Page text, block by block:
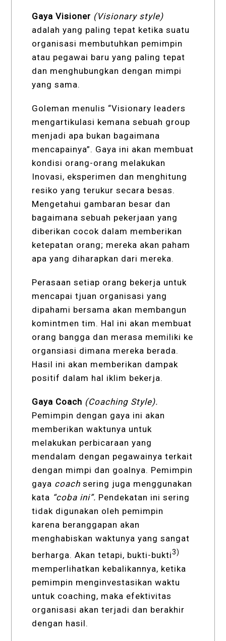
Gaya Visioner (Visionary style)
adalah yang paling tepat ketika suatu
organisasi membutuhkan pemimpin
atau pegawai baru yang paling tepat
dan menghubungkan dengan mimpi
yang sama.
Goleman menulis “Visionary leaders
mengartikulasi kemana sebuah group
menjadi apa bukan bagaimana
mencapainya”. Gaya ini akan membuat
kondisi orang-orang melakukan
Inovasi, eksperimen dan menghitung
resiko yang terukur secara besas.
Mengetahui gambaran besar dan
bagaimana sebuah pekerjaan yang
diberikan cocok dalam memberikan
ketepatan orang; mereka akan paham
apa yang diharapkan dari mereka.
Perasaan setiap orang bekerja untuk
mencapai tjuan organisasi yang
dipahami bersama akan membangun
komintmen tim. Hal ini akan membuat
orang bangga dan merasa memiliki ke
organsiasi dimana mereka berada.
Hasil ini akan memberikan dampak
positif dalam hal iklim bekerja.
Gaya Coach (Coaching Style).
Pemimpin dengan gaya ini akan
memberikan waktunya untuk
melakukan perbicaraan yang
mendalam dengan pegawainya terkait
dengan mimpi dan goalnya. Pemimpin
gaya coach sering juga menggunakan
kata “coba ini”. Pendekatan ini sering
tidak digunakan oleh pemimpin
karena beranggapan akan
menghabiskan waktunya yang sangat
berharga. Akan tetapi, bukti-bukti3)
memperlihatkan kebalikannya, ketika
pemimpin menginvestasikan waktu
untuk coaching, maka efektivitas
organisasi akan terjadi dan berakhir
dengan hasil.